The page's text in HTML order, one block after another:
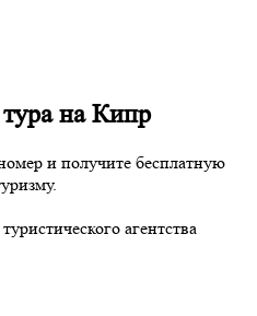
на Кипр
и получите бесплатную
агентства